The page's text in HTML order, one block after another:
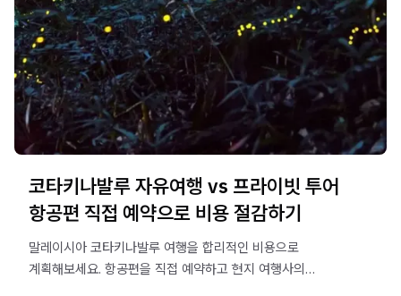
코타키나발루 자유여행 vs 프라이빗 투어
항공편 직접 예약으로 비용 절감하기
말레이시아 코타키나발루 여행을 합리적인 비용으로
계획해보세요. 항공편을 직접 예약하고 현지 여행사의